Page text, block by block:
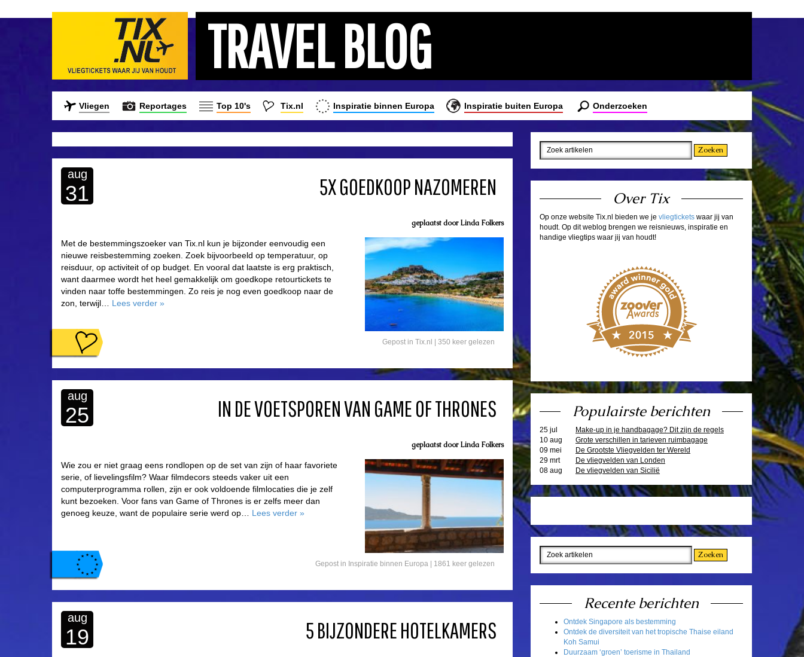
TRAVEL BLOG
Vliegen Reportages Top 10's Tix.nl Inspiratie binnen Europa Inspiratie buiten Europa Onderzoeken
aug
31 5X GOEDKOOP NAZOMEREN
geplaatst doorLinda Folkers
Met de bestemmingszoeker van Tix.nl kun je bijzonder eenvoudig een
nieuwe reisbestemming zoeken. Zoek bijvoorbeeld op temperatuur, op
reisduur, op activiteit of op budget. En vooral dat laatste is erg praktisch,
want daarmee wordt het heel gemakkelijk om goedkope retourtickets te
vinden naar toffe bestemmingen. Zo reis je nog even goedkoop naar de
zon, terwijl… Lees verder »
Gepost in Tix.nl | 350 keer gelezen
aug
25 IN DE VOETSPOREN VAN GAME OF THRONES
geplaatst doorLinda Folkers
Wie zou er niet graag eens rondlopen op de set van zijn of haar favoriete
serie, of lievelingsfilm? Waar filmdecors steeds vaker uit een
computerprogramma rollen, zijn er ook voldoende filmlocaties die je zelf
kunt bezoeken. Voor fans van Game of Thrones is er zelfs meer dan
genoeg keuze, want de populaire serie werd op… Lees verder »
Gepost in Inspiratie binnen Europa | 1861 keer gelezen
aug
19 5 BIJZONDERE HOTELKAMERS
Over Tix
Op onze website Tix.nl bieden we je vliegtickets waar jij van
houdt. Op dit weblog brengen we reisnieuws, inspiratie en
handige vliegtips waar jij van houdt!
Populairste berichten
25 jul
Make-up in je handbagage? Dit zijn de regels
10 aug
Grote verschillen in tarieven ruimbagage
09 mei
De Grootste Vliegvelden ter Wereld
29 mrt
De vliegvelden van Londen
08 aug
De vliegvelden van Sicilië
Recente berichten
Ontdek Singapore als bestemming
Ontdek de diversiteit van het tropische Thaise eiland
Koh Samui
Duurzaam ‘groen’ toerisme in Thailand